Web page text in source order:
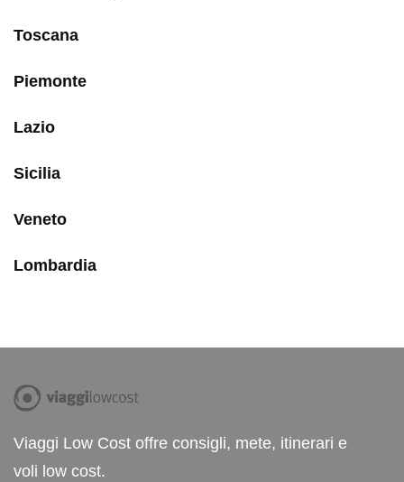
Toscana
Piemonte
Lazio
Sicilia
Veneto
Lombardia
Viaggi Low Cost offre consigli, mete, itinerari e
voli low cost.